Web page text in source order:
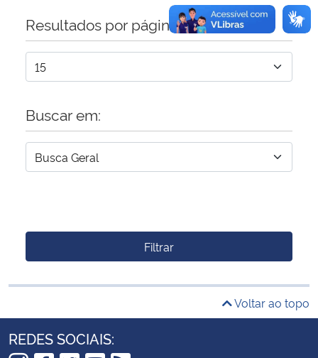
Banco Central do Brasil
Planalto
Resultados por página:
Buscar em:
Filtrar
Voltar ao topo
REDES SOCIAIS: